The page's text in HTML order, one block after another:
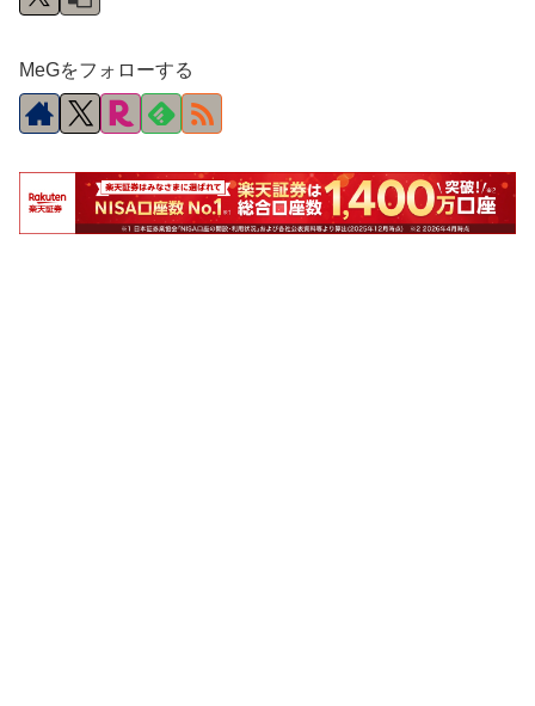
MeGをフォローする